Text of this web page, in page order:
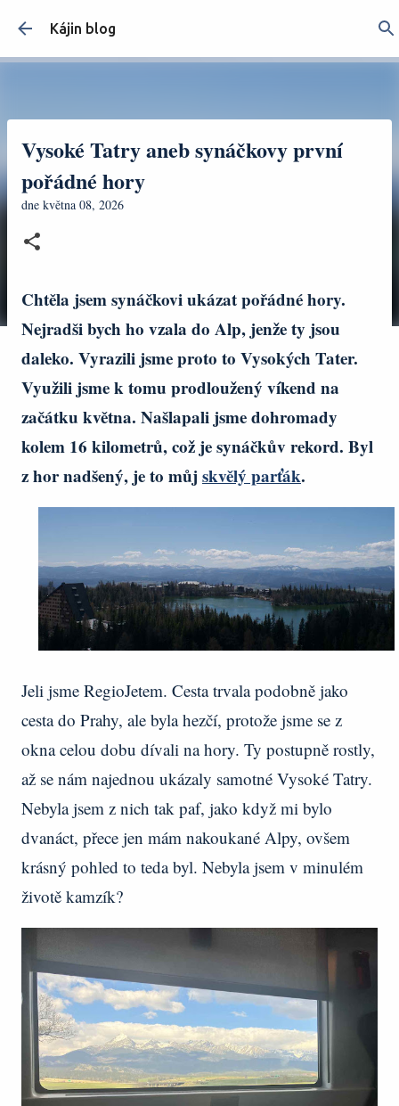
Kájin blog
Vysoké Tatry aneb synáčkovy první
pořádné hory
dne května 08, 2026
Chtěla jsem synáčkovi ukázat pořádné hory.
Nejradši bych ho vzala do Alp, jenže ty jsou
daleko. Vyrazili jsme proto to Vysokých Tater.
Využili jsme k tomu prodloužený víkend na
začátku května. Našlapali jsme dohromady
kolem 16 kilometrů, což je synáčkův rekord. Byl
z hor nadšený, je to můj skvělý parťák.
Jeli jsme RegioJetem. Cesta trvala podobně jako
cesta do Prahy, ale byla hezčí, protože jsme se z
okna celou dobu dívali na hory. Ty postupně rostly,
až se nám najednou ukázaly samotné Vysoké Tatry.
Nebyla jsem z nich tak paf, jako když mi bylo
dvanáct, přece jen mám nakoukané Alpy, ovšem
krásný pohled to teda byl. Nebyla jsem v minulém
životě kamzík?